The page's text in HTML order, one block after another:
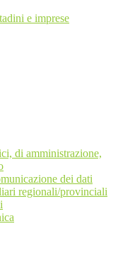
e imprese
di amministrazione,
dei dati
regionali/provinciali